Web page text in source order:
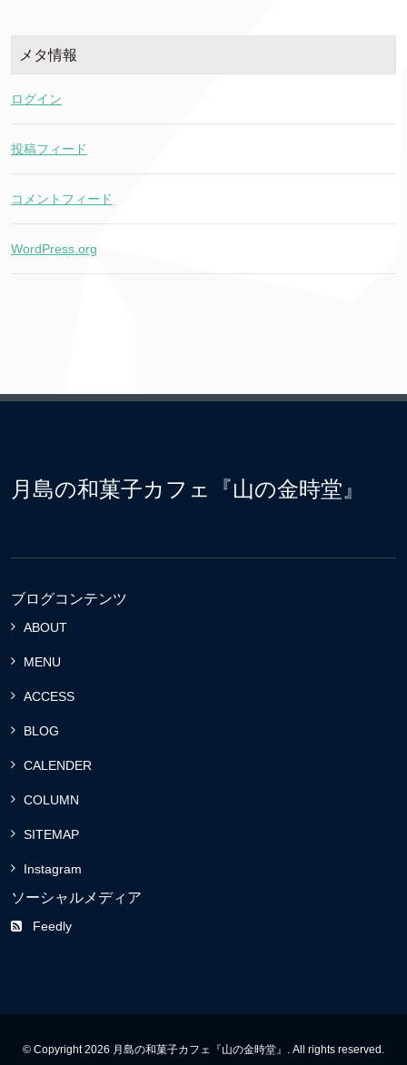
メタ情報
ログイン
投稿フィード
コメントフィード
WordPress.org
月島の和菓子カフェ『山の金時堂』
ブログコンテンツ
ABOUT
MENU
ACCESS
BLOG
CALENDER
COLUMN
SITEMAP
Instagram
ソーシャルメディア
Feedly
© Copyright 2026 月島の和菓子カフェ『山の金時堂』. All rights reserved.